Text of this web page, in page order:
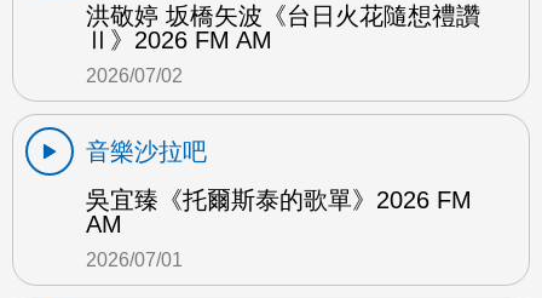
洪敬婷 坂橋矢波《台日火花隨想禮讚
Ⅱ》2026 FM AM
2026/07/02
音樂沙拉吧
吳宜臻《托爾斯泰的歌單》2026 FM
AM
2026/07/01